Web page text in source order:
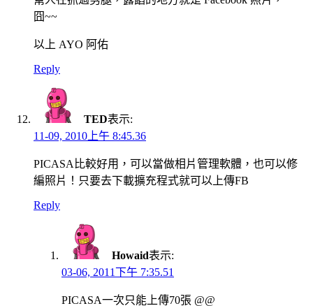
囧~~
以上 AYO 阿佑
Reply
TED表示:
11-09, 2010上午 8:45.36
PICASA比較好用，可以當做相片管理軟體，也可以修
編照片！只要去下載擴充程式就可以上傳FB
Reply
Howaid表示:
03-06, 2011下午 7:35.51
PICASA一次只能上傳70張 @@